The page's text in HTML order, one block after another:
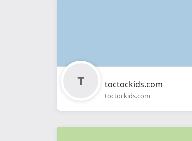
toctockids.com
toctockids.com